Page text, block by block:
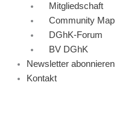
Mitgliedschaft
Community Map
DGhK-Forum
BV DGhK
Newsletter abonnieren
Kontakt